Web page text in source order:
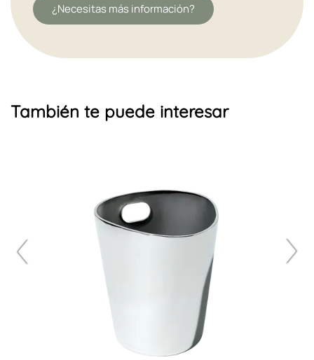
¿Necesitas más información?
También te puede interesar